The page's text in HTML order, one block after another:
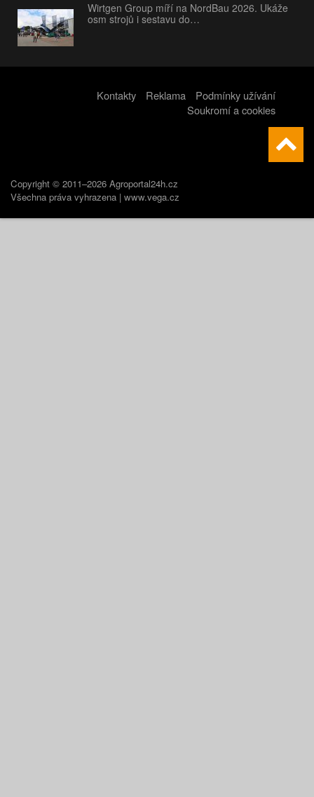
Wirtgen Group míří na NordBau 2026. Ukáže
osm strojů i sestavu do…
Kontakty Reklama
Podmínky užívání
Soukromí a cookies
Copyright © 2011–2026 Agroportal24h.cz
Všechna práva vyhrazena | www.vega.cz